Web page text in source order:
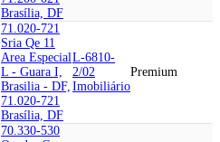
Brasília, DF
71.020-721
Sria Qe 11
Area Especial
L - Guara I,
Brasilia - DF,
71.020-721
Brasília, DF
L-6810-
2/02
Imobiliário
Premium
70.330-530